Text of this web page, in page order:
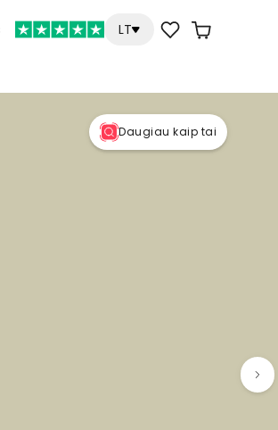
LT
Daugiau kaip tai